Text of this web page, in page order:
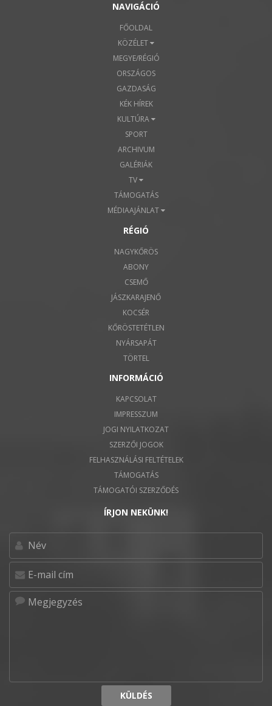
NAVIGÁCIÓ
FŐOLDAL
KÖZÉLET
MEGYE/RÉGIÓ
ORSZÁGOS
GAZDASÁG
KÉK HÍREK
KULTÚRA
SPORT
ARCHIVUM
GALÉRIÁK
TV
TÁMOGATÁS
MÉDIAAJÁNLAT
RÉGIÓ
NAGYKŐRÖS
ABONY
CSEMŐ
JÁSZKARAJENŐ
KOCSÉR
KŐRÖSTETÉTLEN
NYÁRSAPÁT
TÖRTEL
INFORMÁCIÓ
KAPCSOLAT
IMPRESSZUM
JOGI NYILATKOZAT
SZERZŐI JOGOK
FELHASZNÁLÁSI FELTÉTELEK
TÁMOGATÁS
TÁMOGATÓI SZERZŐDÉS
ÍRJON NEKÜNK!
KÜLDÉS